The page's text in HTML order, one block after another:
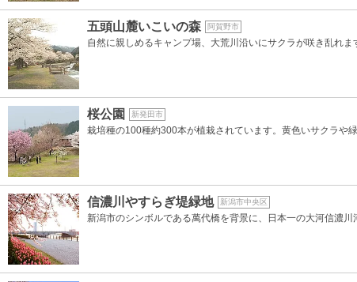
五頭山麓いこいの森 阿賀野市
自然に親しめるキャンプ場、大荒川沿いにサクラが咲き乱れま
桜公園 新発田市
栽培種の100種約300本が植栽されています。黄色いサクラや
信濃川やすらぎ堤緑地 新潟市中央区
新潟市のシンボルである萬代橋を背景に、日本一の大河信濃